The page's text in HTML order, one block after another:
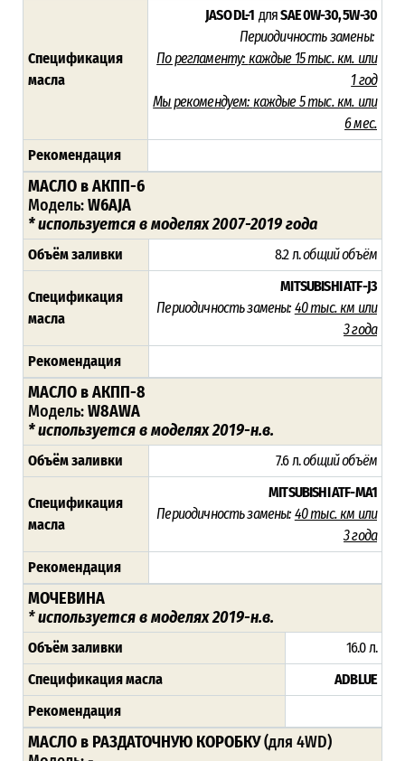
Спецификация
масла
JASO DL-1 дляSAE 0W-30, 5W-30
Периодичность замены:
По регламенту: каждые 15 тыс. км. или
1 год
Мы рекомендуем: каждые 5 тыс. км. или
6 мес.
Рекомендация
МАСЛО в АКПП-6
Модель:W6AJA
* используется в моделях 2007-2019 года
Объём заливки 8.2 л.общий объём
Спецификация
масла
MITSUBISHI ATF-J3
Периодичность замены: 40 тыс. км или
3 года
Рекомендация
МАСЛО в АКПП-8
Модель:W8AWA
* используется в моделях 2019-н.в.
Объём заливки 7.6 л.общий объём
Спецификация
масла
MITSUBISHI ATF-MA1
Периодичность замены: 40 тыс. км или
3 года
Рекомендация
МОЧЕВИНА
*используется в моделях 2019-н.в.
Объём заливки
16.0 л.
Спецификация масла
ADBLUE
Рекомендация
МАСЛО в РАЗДАТОЧНУЮ КОРОБКУ(для 4WD)